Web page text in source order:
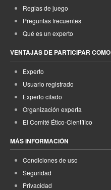
Reglas de juego
Preguntas frecuentes
Qué es un experto
VENTAJAS DE PARTICIPAR COMO
Experto
Usuario registrado
Experto citado
Organización experta
El Comité Ético-Científico
MÁS INFORMACIÓN
Condiciones de uso
Seguridad
Privacidad